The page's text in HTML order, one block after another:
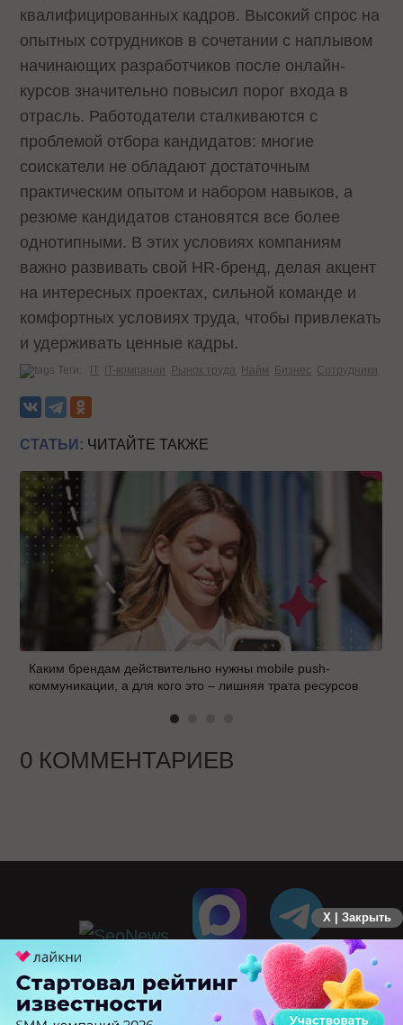
квалифицированных кадров. Высокий спрос на
опытных сотрудников в сочетании с наплывом
начинающих разработчиков после онлайн-
курсов значительно повысил порог входа в
отрасль. Работодатели сталкиваются с
проблемой отбора кандидатов: многие
соискатели не обладают достаточным
практическим опытом и набором навыков, а
резюме кандидатов становятся все более
однотипными. В этих условиях компаниям
важно развивать свой HR-бренд, делая акцент
на интересных проектах, сильной команде и
комфортных условиях труда, чтобы привлекать
и удерживать ценные кадры.
Теги: IT IT-компании Рынок труда Найм Бизнес Сотрудники
СТАТЬИ: ЧИТАЙТЕ ТАКЖЕ
Каким брендам действительно нужны mobile push-
коммуникации, а для кого это – лишняя трата ресурсов
0 КОММЕНТАРИЕВ
X | Закрыть
ПЕРЕЙТИ НА ПОЛНУЮ ВЕРСИЮ
© SEOnews.ru Все права защищены. 2026